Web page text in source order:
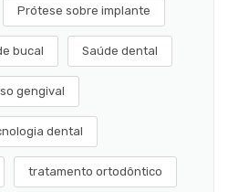
Prótese sobre implante
bucal Saúde dental
gengival
dental
tratamento ortodôntico